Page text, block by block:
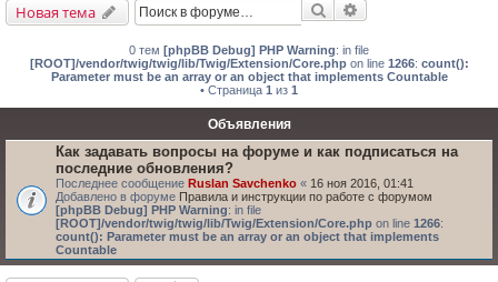
Новая тема Поиск
0 тем [phpBB Debug] PHP Warning: in file
[ROOT]/vendor/twig/twig/lib/Twig/Extension/Core.phpon line 1266: count():
Parameter must be an array or an object that implements Countable
• Страница 1 из 1
Объявления
Как задавать вопросы на форуме и как подписаться на
последние обновления?
Последнее сообщение Ruslan Savchenko « 16 ноя 2016, 01:41
Добавлено в форуме Правила и инструкции по работе с форумом
[phpBB Debug] PHP Warning: in file
[ROOT]/vendor/twig/twig/lib/Twig/Extension/Core.php on line 1266:
count(): Parameter must be an array or an object that implements
Countable